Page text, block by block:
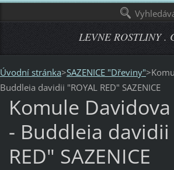
LEVNE ROSTLINY .
Úvodní stránka>SAZENICE "Dřeviny">
Buddleia davidii "ROYAL RED" SAZENICE
Komule
- Buddleia davidii
RED" SAZENICE